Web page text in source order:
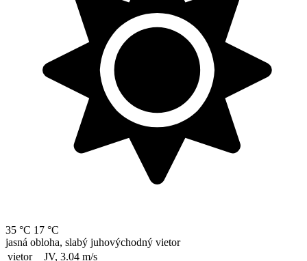
35 °C 17 °C
jasná obloha, slabý juhovýchodný vietor
vietor
JV, 3.04 m/s